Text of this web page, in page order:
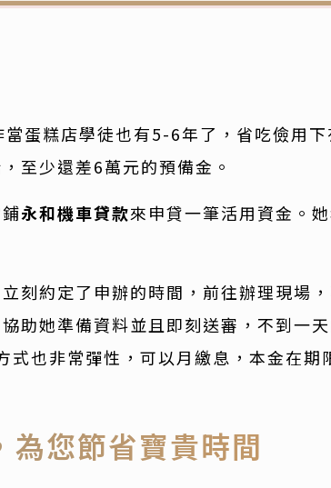
蛋糕店學徒也有5-6年了，省吃儉用
至少還差6萬元的預備金。
永和機車貸款來申貸一筆活用資金。
刻約定了申辦的時間，前往辦理現場
助她準備資料並且即刻送審，不到一
也非常彈性，可以月繳息，本金在期
為您節省寶貴時間